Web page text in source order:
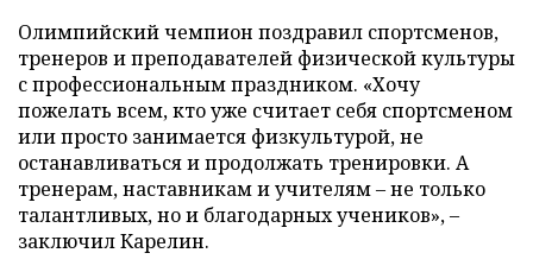
Олимпийский чемпион поздравил спортсменов,
тренеров и преподавателей физической культуры
с профессиональным праздником. «Хочу
пожелать всем, кто уже считает себя спортсменом
или просто занимается физкультурой, не
останавливаться и продолжать тренировки. А
тренерам, наставникам и учителям – не только
талантливых, но и благодарных учеников», –
заключил Карелин.